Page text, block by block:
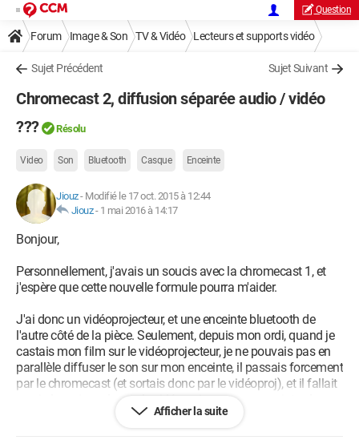
Question
Forum Image & Son TV & Vidéo Lecteurs et supports vidéo
Sujet Précédent Sujet Suivant
Chromecast 2, diffusion séparée audio / vidéo
???
Résolu
Video Son Bluetooth Casque Enceinte
Jiouz- Modifié le 17 oct. 2015 à 12:44
Jiouz- 1 mai 2016 à 14:17
Bonjour,
Personnellement, j'avais un soucis avec la chromecast 1, et
j'espère que cette nouvelle formule pourra m'aider.
J'ai donc un vidéoprojecteur, et une enceinte bluetooth de
l'autre côté de la pièce. Seulement, depuis mon ordi, quand je
castais mon film sur le vidéoprojecteur, je ne pouvais pas en
parallèle diffuser le son sur mon enceinte, il passais forcement
par le chromecast (et sortais donc par le vidéoproj), et il fallait
que je le repique depuis le vidéoproj vers mon enceinte, donc
du fil en plus, et on se retrouvais avec l'enceinte dans les
Afficher la suite